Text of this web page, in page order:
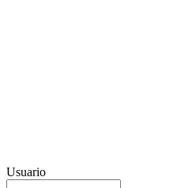
Usuario